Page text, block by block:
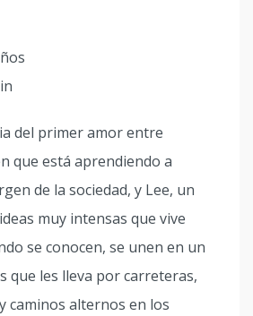
del primer amor entre
que está aprendiendo a
de la sociedad, y Lee, un
muy intensas que vive
se conocen, se unen en un
que les lleva por carreteras,
caminos alternos en los